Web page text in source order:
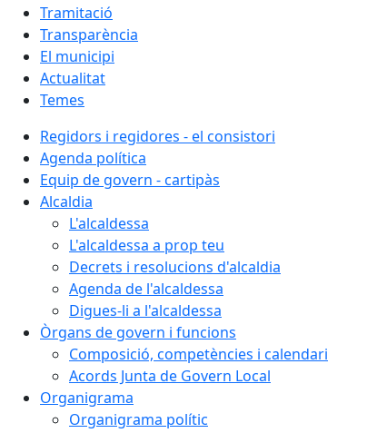
Tramitació
Transparència
El municipi
Actualitat
Temes
Regidors i regidores - el consistori
Agenda política
Equip de govern - cartipàs
Alcaldia
L'alcaldessa
L'alcaldessa a prop teu
Decrets i resolucions d'alcaldia
Agenda de l'alcaldessa
Digues-li a l'alcaldessa
Òrgans de govern i funcions
Composició, competències i calendari
Acords Junta de Govern Local
Organigrama
Organigrama polític